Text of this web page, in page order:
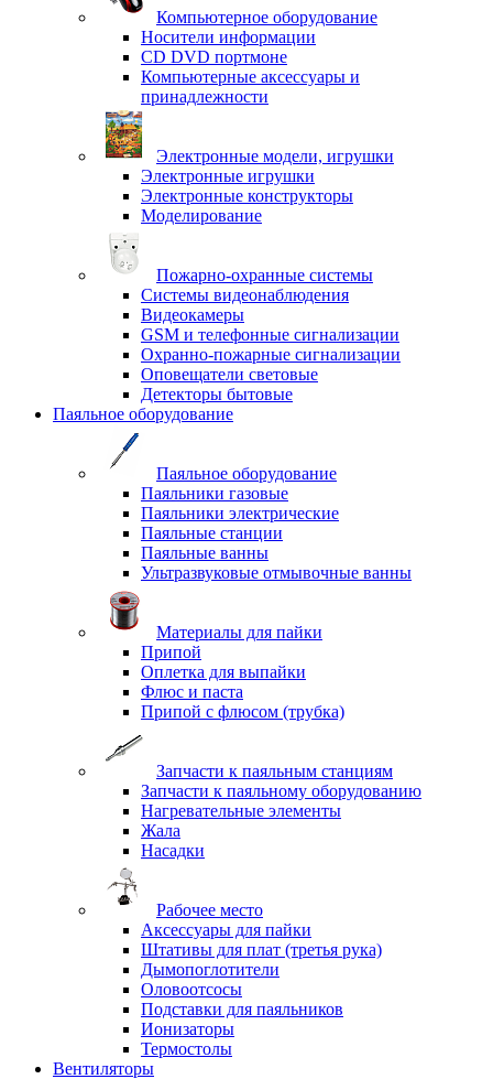
Компьютерное оборудование
Носители информации
CD DVD портмоне
Компьютерные аксессуары и
принадлежности
Электронные модели, игрушки
Электронные игрушки
Электронные конструкторы
Моделирование
Пожарно-охранные системы
Системы видеонаблюдения
Видеокамеры
GSM и телефонные сигнализации
Охранно-пожарные сигнализации
Оповещатели световые
Детекторы бытовые
Паяльное оборудование
Паяльное оборудование
Паяльники газовые
Паяльники электрические
Паяльные станции
Паяльные ванны
Ультразвуковые отмывочные ванны
Материалы для пайки
Припой
Оплетка для выпайки
Флюс и паста
Припой с флюсом (трубка)
Запчасти к паяльным станциям
Запчасти к паяльному оборудованию
Нагревательные элементы
Жала
Насадки
Рабочее место
Аксессуары для пайки
Штативы для плат (третья рука)
Дымопоглотители
Оловоотсосы
Подставки для паяльников
Ионизаторы
Термостолы
Вентиляторы